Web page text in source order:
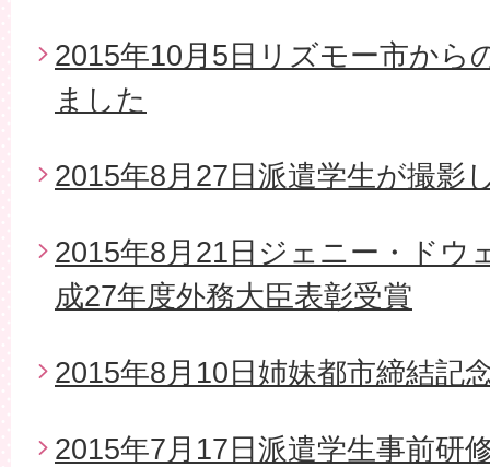
2015年10月5日リズモー市から
ました
2015年8月27日派遣学生が撮影
2015年8月21日ジェニー・ドウ
成27年度外務大臣表彰受賞
2015年8月10日姉妹都市締結記
2015年7月17日派遣学生事前研